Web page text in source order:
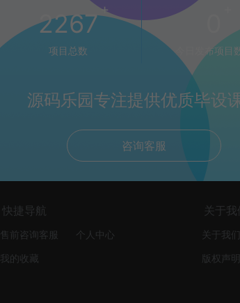
2267+
项目总数 今日发布项目
源码乐园专注提供优质毕设
咨询客服
快捷导航
售前咨询客服
个人中心
我的收藏
关于我
关于我们
版权声明